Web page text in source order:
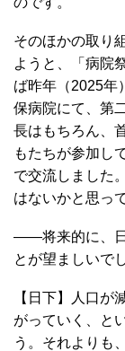
そのほかの取り
ようと、「病院
ば昨年（2025年
保病院にて、第
長はもちろん、
もたちが参加し
で交流しました
はないかと思っ
――将来的に、日
とが望ましいで
【日下】人口が
がっていく、と
う。それよりも